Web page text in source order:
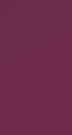
que ce
qu'on saisisse